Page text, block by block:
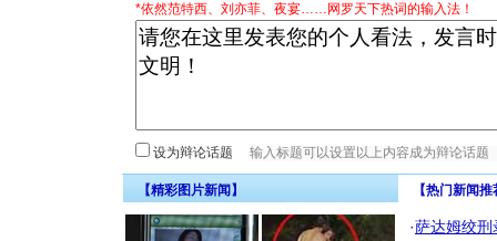
*依然范特西、刘亦菲、夜宴……网罗天下热词的输入法！
设为辩论话题
【精彩图片新闻】 【热门新闻
·萨达姆绞刑